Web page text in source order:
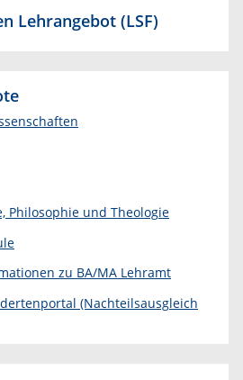
Lehrangebot (LSF)
Philosophie und Theologie
zu BA/MA Lehramt
(Nachteilsausgleich